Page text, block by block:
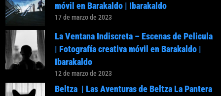
móvil en Barakaldo | Ibarakaldo
17 de marzo de 2023
La Ventana Indiscreta – Escenas de Pelicula
| Fotografía creativa móvil en Barakaldo |
Ibarakaldo
12 de marzo de 2023
Beltza | Las Aventuras de Beltza La Pantera